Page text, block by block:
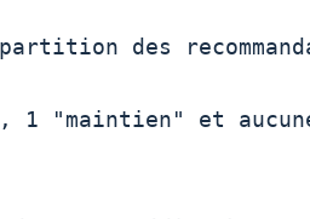
des
"maintien" et